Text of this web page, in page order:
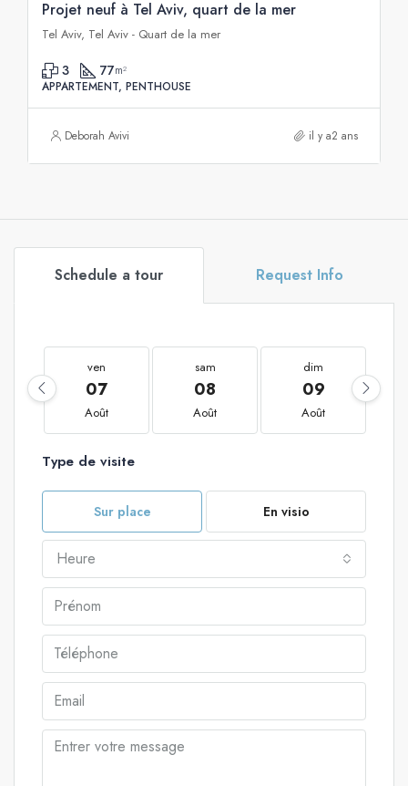
Projet neuf à Tel Aviv, quart de la mer
Tel Aviv, Tel Aviv - Quart de la mer
3 77m²
APPARTEMENT, PENTHOUSE
Deborah Avivi il y a2 ans
Schedule a tour Request Info
ven
07
Août
sam
08
Août
dim
09
Août
Type de visite
Sur place En visio
Heure